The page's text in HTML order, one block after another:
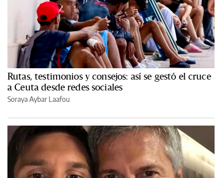
Rutas, testimonios y consejos: así se gestó el cruce
a Ceuta desde redes sociales
Soraya Aybar Laafou